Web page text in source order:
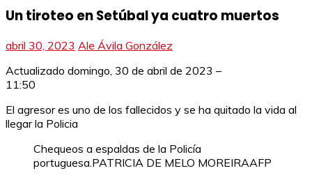
Un tiroteo en Setúbal ya cuatro muertos
abril 30, 2023 Ale Ávila González
Actualizado domingo, 30 de abril de 2023 –
11:50
El agresor es uno de los fallecidos y se ha quitado la vida al
llegar la Policia
Chequeos a espaldas de la Policía
portuguesa.PATRICIA DE MELO MOREIRAAFP